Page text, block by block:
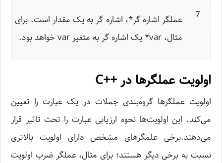
7
عملگر اشاره گر*، اشاره گر به یک مقدار است. برای
مثال، var
*یک اشاره گر به متغیر var خواهد بود.
اولویت عملگرها در ++C
اولویت عملگرها گروه‌بندی جملات در یک عبارت را تعیین
می‌کند. این اولویت‌ها نحوه ارزیابی عبارت را تحت تاثیر قرار
می‌دهند.برخی علمگرهای مشخص دارای اولویت بالاتری
نسبت به برخی دیگر هستند؛ برای مثال، عملگر ضرب اولویت